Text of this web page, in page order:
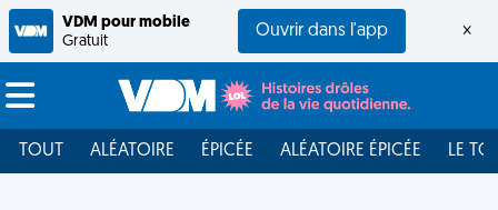
VDM pour mobile
Gratuit
Ouvrir dans l'app ×
TOUT ALÉATOIRE ÉPICÉE ALÉATOIRE ÉPICÉE LE